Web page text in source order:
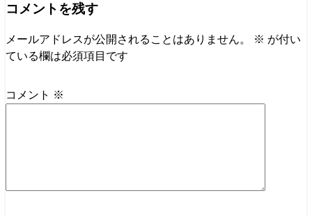
コメントを残す
メールアドレスが公開されることはありません。 ※ が付い
ている欄は必須項目です
コメント ※